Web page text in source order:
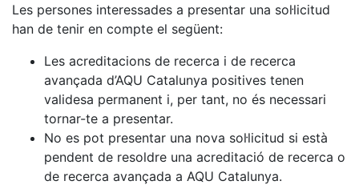
Les persones interessades a presentar una sol·licitud
han de tenir en compte el següent:
Les acreditacions de recerca i de recerca
avançada d’AQU Catalunya positives tenen
validesa permanent i, per tant, no és necessari
tornar-te a presentar.
No es pot presentar una nova sol·licitud si està
pendent de resoldre una acreditació de recerca o
de recerca avançada a AQU Catalunya.